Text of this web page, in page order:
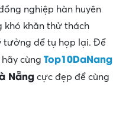
nghiệp hàn huyên
khó khăn thử thách
tưởng để tụ họp lại. Để
cùng Top10DaNang
Nẵng cực đẹp để cùng